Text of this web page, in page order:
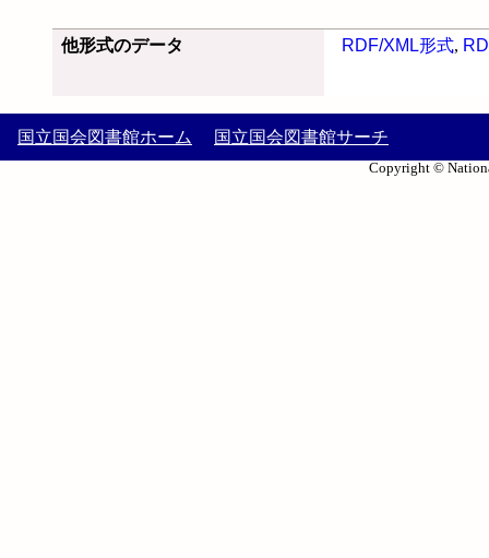
他形式のデータ RDF/XML形式,
国立国会図書館ホーム 国立国会図書館サーチ
Copyright ©